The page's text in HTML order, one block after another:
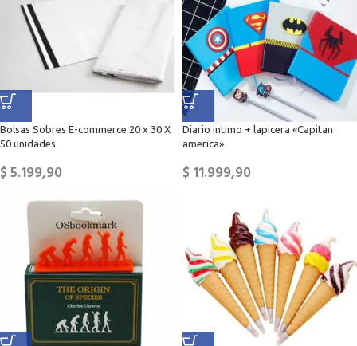
Bolsas Sobres E-commerce 20 x 30 X
50 unidades
$5.199,90
Diario intimo + lapicera «Capitan
america»
$11.999,90